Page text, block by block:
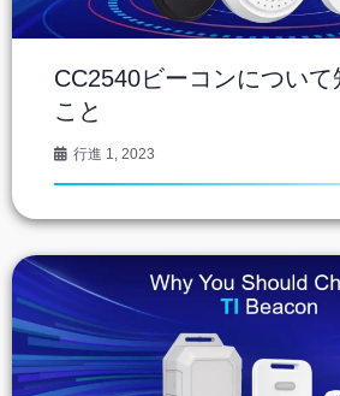
CC2540ビーコンについて
こと
行進 1, 2023